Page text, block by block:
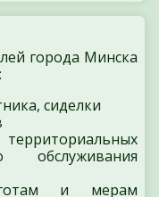
города Минска
сиделки
обслуживания
и мерам